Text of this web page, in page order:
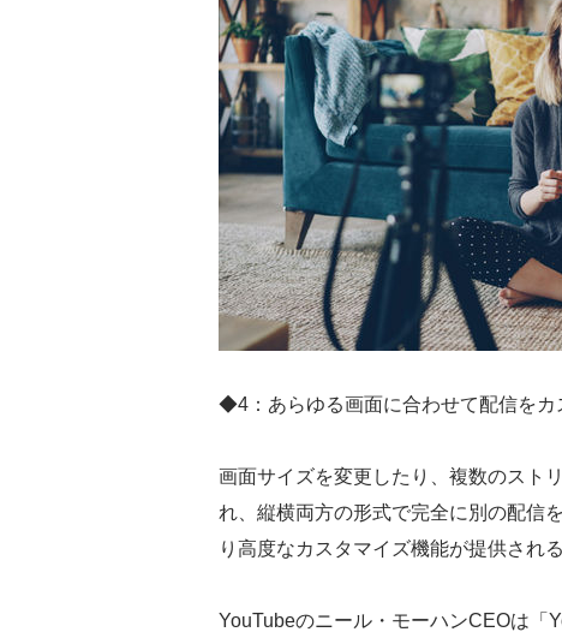
◆4：あらゆる画面に合わせて配信をカ
画面サイズを変更したり、複数のスト
れ、縦横両方の形式で完全に別の配信
り高度なカスタマイズ機能が提供され
YouTubeのニール・モーハンCEOは「